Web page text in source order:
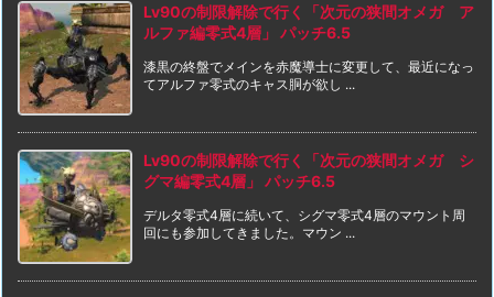
Lv90の制限解除で行く「次元の狭間オメガ ア
ルファ編零式4層」 パッチ6.5
漆黒の終盤でメインを赤魔導士に変更して、最近になっ
てアルファ零式のキャス胴が欲し ...
Lv90の制限解除で行く「次元の狭間オメガ シ
グマ編零式4層」 パッチ6.5
デルタ零式4層に続いて、シグマ零式4層のマウント周
回にも参加してきました。マウン ...